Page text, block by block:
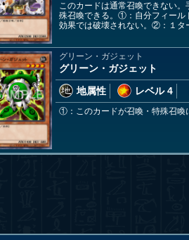
このカードは通常召喚できない
殊召喚できる。①：自分フィール
効果では破壊されない。②：１タ
グリーン・ガジェット
グリーン・ガジェット
地属性
レベル 4
①：このカードが召喚・特殊召喚